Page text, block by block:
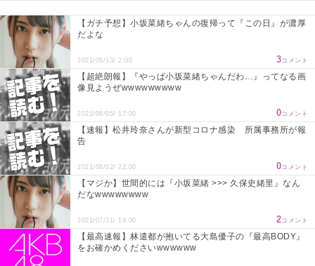
【ガチ予想】小坂菜緒ちゃんの復帰って『この日』が濃厚
だよな
2021/08/13/ 2:00 3コメント
【超絶朗報】『やっぱ小坂菜緒ちゃんだわ…』ってなる画
像見ようぜwwwwwwwww
2021/08/05/ 17:00 0コメント
【速報】松井玲奈さんが新型コロナ感染 所属事務所が報
告
2021/08/02/ 22:00 0コメント
【マジか】世間的には『小坂菜緒 >>> 久保史緒里』なん
だなwwwwwwww
2021/07/31/ 19:00 2コメント
【最高速報】林遣都が抱いてる大島優子の『最高BODY』
をお確かめくださいwwwwww